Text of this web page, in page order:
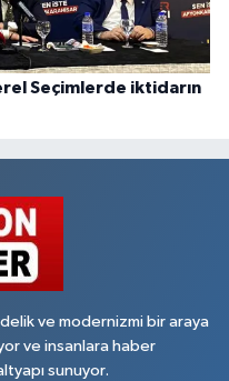
Seçimlerde iktidarın
ve modernizmi bir araya
ve insanlara haber
sunuyor.